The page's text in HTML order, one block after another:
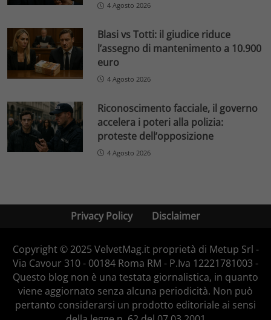
4 Agosto 2026
Blasi vs Totti: il giudice riduce
l’assegno di mantenimento a 10.900
euro
4 Agosto 2026
Riconoscimento facciale, il governo
accelera i poteri alla polizia:
proteste dell’opposizione
4 Agosto 2026
Privacy Policy Disclaimer
Copyright © 2025 VelvetMag.it proprietà di Metup Srl -
Via Cavour 310 - 00184 Roma RM - P.Iva 12221781003 -
Questo blog non è una testata giornalistica, in quanto
viene aggiornato senza alcuna periodicità. Non può
pertanto considerarsi un prodotto editoriale ai sensi